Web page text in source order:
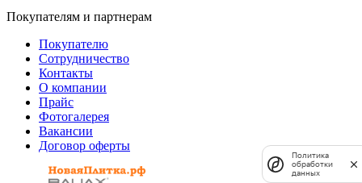
Покупателям и партнерам
Покупателю
Сотрудничество
Контакты
О компании
Прайс
Фотогалерея
Вакансии
Договор оферты
Политика
обработки
данных